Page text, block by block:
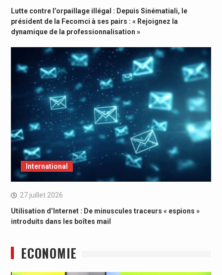
Lutte contre l’orpaillage illégal : Depuis Sinématiali, le
président de la Fecomci à ses pairs : « Rejoignez la
dynamique de la professionnalisation »
International
27 juillet 2026
Utilisation d’Internet : De minuscules traceurs « espions »
introduits dans les boîtes mail
ECONOMIE